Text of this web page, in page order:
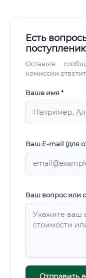
Есть
Оставьте
комиссии
Ваше имя *
Ваш E-mail (для
Ваш вопрос или